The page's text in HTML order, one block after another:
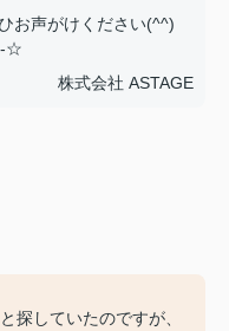
お声がけください(^^)
☆
株式会社 ASTAGE
探していたのですが、